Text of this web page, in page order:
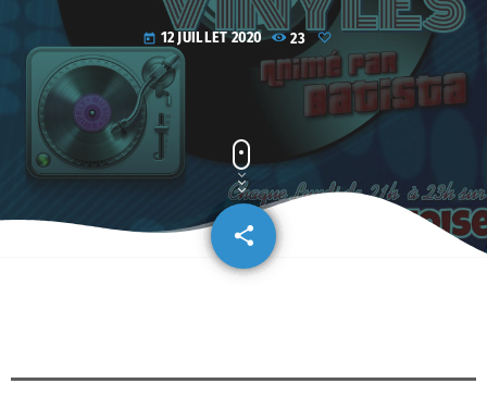
today 12 JUILLET 2020 23
share
email